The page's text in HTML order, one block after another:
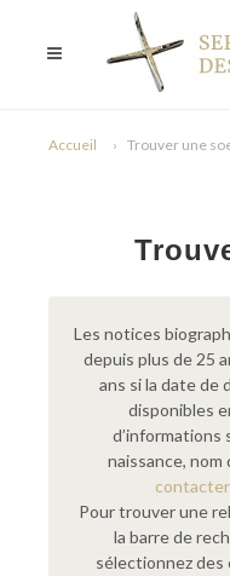
Accueil Trouver une
Les notices
depuis plus de 25
ans si la date de
disponibles
d’informations
naissance,
contacter
Pour trouver une
la barre de
sélectionnez des